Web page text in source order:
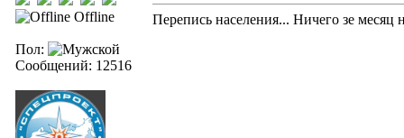
Offline
Пол:
Сообщений: 12516
Перепись населения... Ничего зе месяц